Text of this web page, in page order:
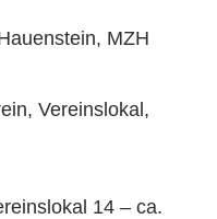
MZH
Vereinslokal,
14 – ca.